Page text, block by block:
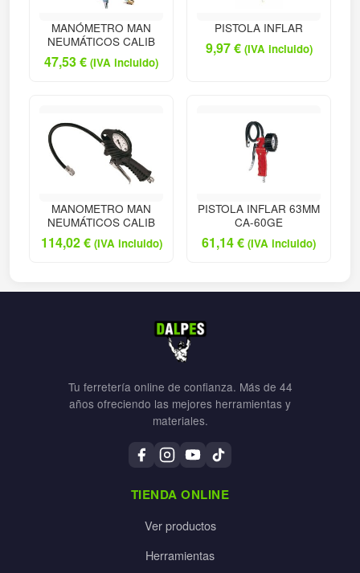
MANÓMETRO MAN
NEUMÁTICOS CALIB
47,53€ (IVA incluido)
PISTOLA INFLAR
9,97€ (IVA incluido)
MANOMETRO MAN
NEUMÁTICOS CALIB
114,02€ (IVA incluido)
PISTOLA INFLAR 63MM
CA-60GE
61,14€ (IVA incluido)
Tu ferretería online de confianza. Más de 44
años ofreciendo las mejores herramientas y
materiales.
TIENDA ONLINE
Ver productos
Herramientas